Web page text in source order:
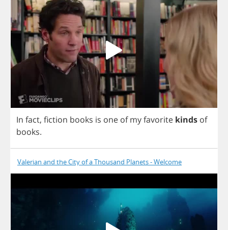
In fact, fiction books is one of myfavorite kinds of
books.
Valerian and the City of a Thousand Planets - Welcome